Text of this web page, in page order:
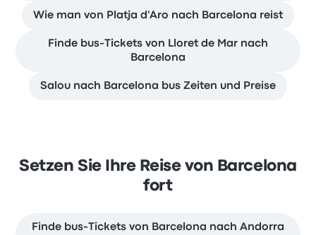
Wie man von Platja d'Aro nach Barcelona reist
Finde bus-Tickets von Lloret de Mar nach
Barcelona
Salou nach Barcelona bus Zeiten und Preise
Setzen Sie Ihre Reise von Barcelona
fort
Finde bus-Tickets von Barcelona nach Andorra